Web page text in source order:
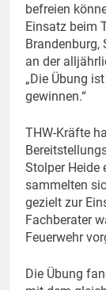
befreien
Einsatz beim
Brandenburg,
an der
„Die Übung
gewinnen.“
THW-Kräfte
Stolper Heide
sammelten
gezielt zur
Fachberater
Feuerwehr
Die Übung